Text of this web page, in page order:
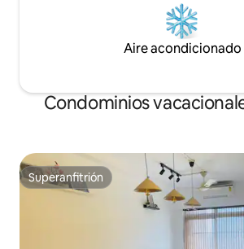
Aire acondicionado
Condominios
Superanfitrión
Superanfitrión